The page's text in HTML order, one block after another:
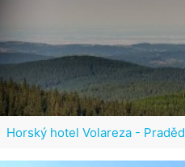
Horský hotel Volareza - Praděd